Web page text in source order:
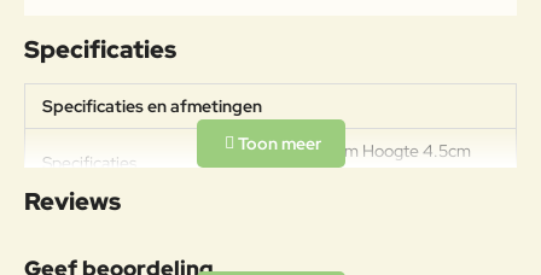
Specificaties
Specificaties en afmetingen
Specificaties
Breedte 58,5cm Hoogte 4.5cm
Reviews
Geef beoordeling